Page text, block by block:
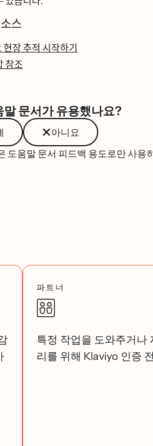
추적 시작하기
참조
말 문서가 유용했나요?
아니요
도움말 문서 피드백 용도로만 사용
파트너
특정 작업을 도와주거나
리를 위해 Klaviyo 인증